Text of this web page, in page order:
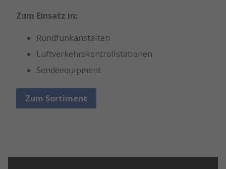
Zum Einsatz in:
Rundfunkanstalten
Luftverkehrskontrollstationen
Sendeequipment
Zum Sortiment